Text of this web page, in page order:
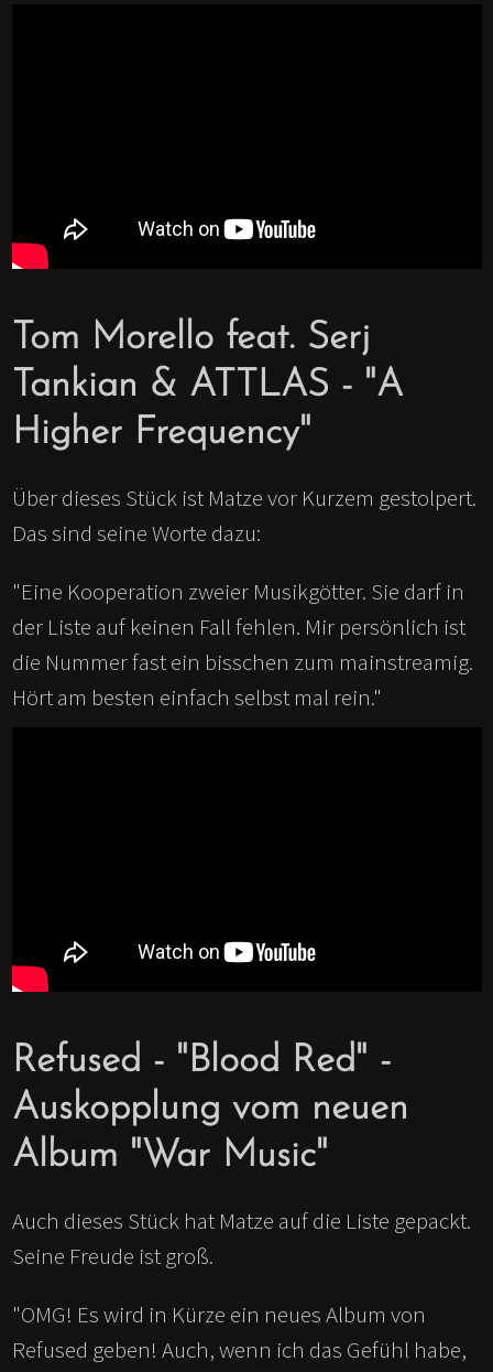
Tom Morello feat. Serj
Tankian & ATTLAS - "A
Higher Frequency"
Über dieses Stück ist Matze vor Kurzem gestolpert.
Das sind seine Worte dazu:
"Eine Kooperation zweier Musikgötter. Sie darf in
der Liste auf keinen Fall fehlen. Mir persönlich ist
die Nummer fast ein bisschen zum mainstreamig.
Hört am besten einfach selbst mal rein."
Refused - "Blood Red" -
Auskopplung vom neuen
Album "War Music"
Auch dieses Stück hat Matze auf die Liste gepackt.
Seine Freude ist groß.
"OMG! Es wird in Kürze ein neues Album von
Refused geben! Auch, wenn ich das Gefühl habe,